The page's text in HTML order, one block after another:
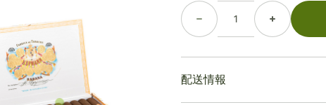
個数
配送情報